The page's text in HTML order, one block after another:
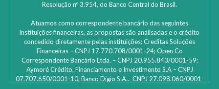
Resolução nº 3.954, do Banco Central do Brasil.
Atuamos como correspondente bancário das seguintes
instituições financeiras, as propostas são analisadas e o crédito
concedido diretamente pelas instituições: ‎Creditas Soluções
Financeiras – CNPJ 17.770.708/0001-24; Open Co
Correspondente Bancário Ltda. – CNPJ 20.955.843/0001-59;
Aymoré Crédito, Financiamento e Investimento S.A – CNPJ
07.707.650/0001-10; Banco Digio S.A..- CNPJ 27.098.060/0001-